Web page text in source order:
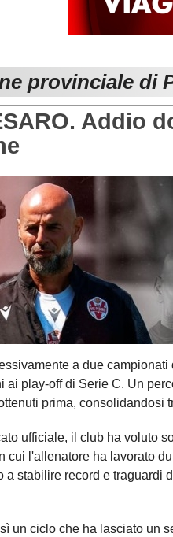
provinciale di
Addio
a due
ai play-off di Serie C. Un
prima, consolidandosi
ufficiale, il club ha voluto
cui l'allenatore ha lavorato
a stabilire record e traguardi
un ciclo che ha lasciato un